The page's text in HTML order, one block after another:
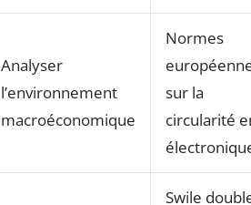
Analyser
l’environnement
macroéconomique
Normes
sur la
circularité
Swile